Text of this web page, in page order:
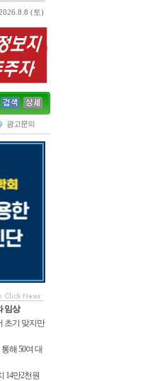
(토)
광고문의
임상
초기 맞지만
해 50여 대
14만2천원